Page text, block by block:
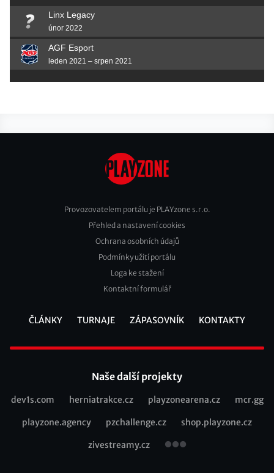
Linx Legacy
únor 2022
AGF Esport
leden 2021 – srpen 2021
Footer
Provozovatelem portálu je PLAYzone s.r.o.
Přehled a nastavení cookies
Ochrana osobních údajů
Podmínky užití portálu
Loga ke stažení
Kontaktní formulář
ČLÁNKY TURNAJE ZÁPASOVNÍK KONTAKTY
Naše další projekty
Recommended
dev1s.com herniatrakce.cz playzonearena.cz mcr.gg
playzone.agency pzchallenge.cz shop.playzone.cz
zivestreamy.cz